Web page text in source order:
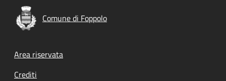
Comune di Foppolo
Footer menu
Area riservata
Crediti